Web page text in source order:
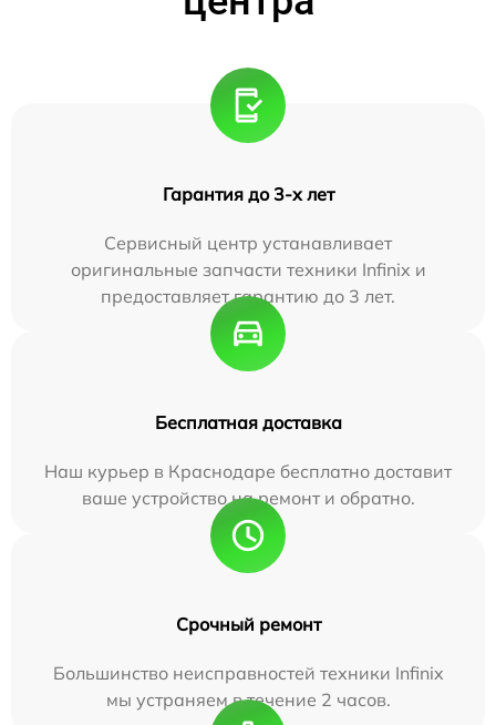
Гарантия до 3-х лет
Сервисный центр устанавливает
оригинальные запчасти техники Infinix и
предоставляет гарантию до 3 лет.
Бесплатная доставка
Наш курьер в Краснодаре бесплатно доставит
ваше устройство на ремонт и обратно.
Срочный ремонт
Большинство неисправностей техники Infinix
мы устраняем в течение 2 часов.